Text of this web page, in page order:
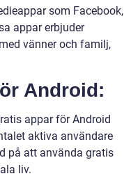
som Facebook,
appar erbjuder
vänner och familj,
Android:
appar för Android
aktiva användare
på att använda gratis
liv.